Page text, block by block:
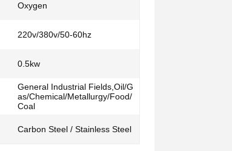
Oxygen
220v/380v/50-60hz
0.5kw
General Industrial Fields,Oil/G
as/Chemical/Metallurgy/Food/
Coal
Carbon Steel / Stainless Steel